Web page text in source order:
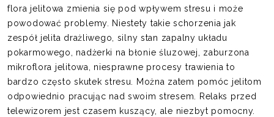
flora jelitowa zmienia się pod wpływem stresu i może
powodować problemy. Niestety takie schorzenia jak
zespół jelita drażliwego, silny stan zapalny układu
pokarmowego, nadżerki na błonie śluzowej, zaburzona
mikroflora jelitowa, niesprawne procesy trawienia to
bardzo często skutek stresu. Można zatem pomóc jelitom
odpowiednio pracując nad swoim stresem. Relaks przed
telewizorem jest czasem kuszący, ale niezbyt pomocny.